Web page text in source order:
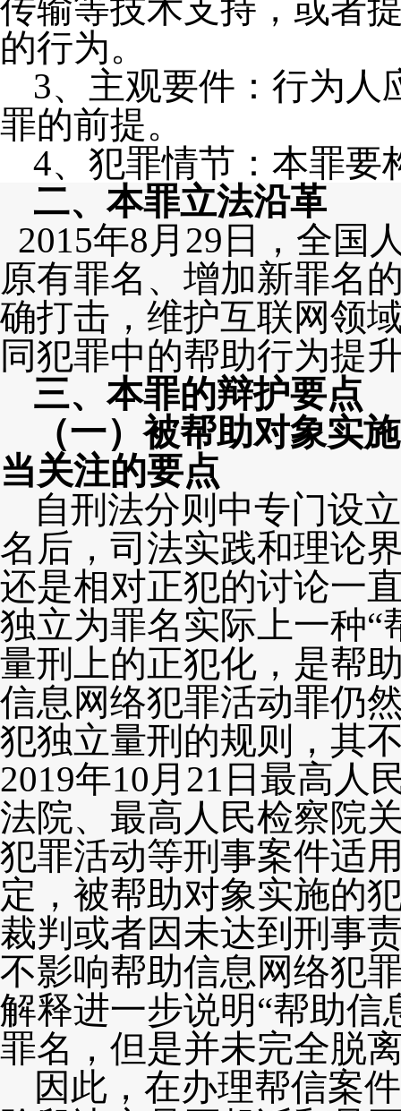
传输等技术支持，或者
的行为。
3、主观要件：行为人
罪的前提。
4、犯罪情节：本罪要
二、本罪立法沿革
2015年8月29日
， 全国
原有罪名、增加新罪名
确打击，维护互联网领
同犯罪中的帮助行为提
三、本罪的辩护要点
（一）被帮助对象实
当关注的要点
自刑法分则中专门设
名 后，司法实践和理论
还是相对正犯的讨论一
独立为罪名实际上一种“
量刑上的正犯化，是帮
信息网络犯罪活动罪仍
犯独立量刑的规则，其
2019年10 月 21 日最高人
法院、最高人民检察院
犯罪活动等刑事案件适
定，被帮助对象实施的
裁判或者因未达到刑事
不影响帮助信息网络犯
解释进一步说明“帮助信
罪名，但是并未完全脱
因此，在办理帮信案